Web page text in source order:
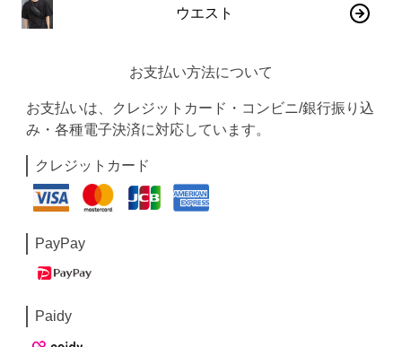
ウエスト
お支払い方法について
お支払いは、クレジットカード・コンビニ/銀行振り込
み・各種電子決済に対応しています。
クレジットカード
PayPay
Paidy